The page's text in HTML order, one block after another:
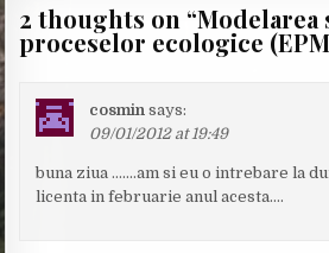
2 thoughts on “Modelarea
proceselor ecologice
cosmin says:
09/01/2012 at 19:49
buna ziua …….am si eu o intrebare la
licenta in februarie anul acesta….